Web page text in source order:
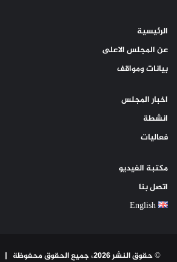
الرئيسية
عن المجلس الاعلى
بيانات ومواقف
اخبار المجلس
انشطة
فعاليات
مكتبة الفيديو
اتصل بنا
English
© حقوق النشر 2026، جميع الحقوق محفوظة |